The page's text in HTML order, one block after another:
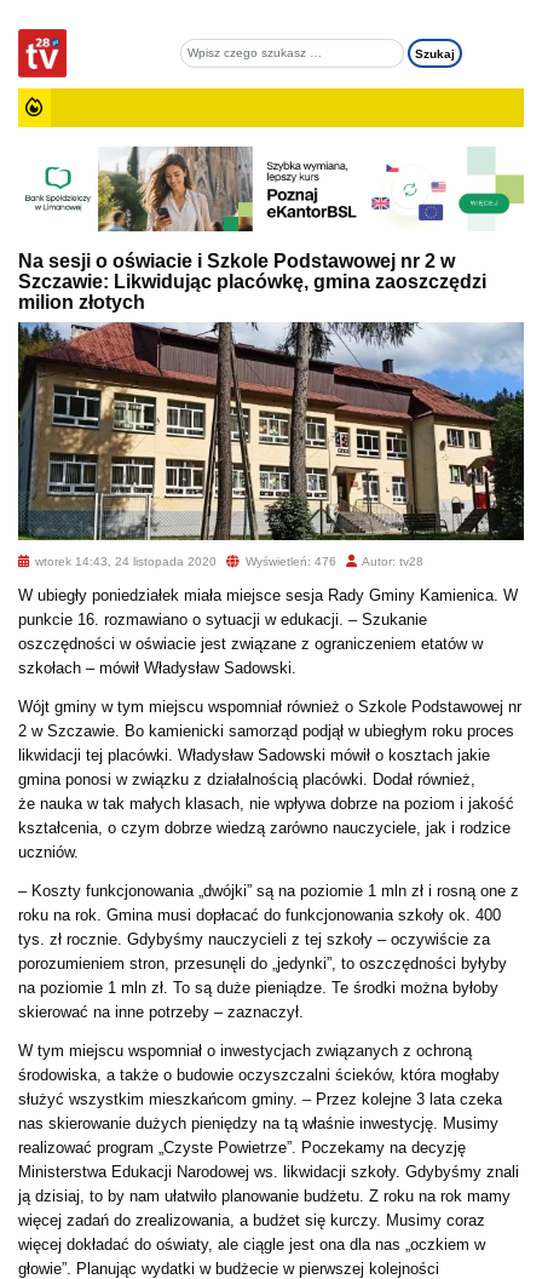
Na sesji o oświacie i Szkole Podstawowej nr 2 w
Szczawie: Likwidując placówkę, gmina zaoszczędzi
milion złotych
wtorek 14:43, 24 listopada 2020 Wyświetleń: 476 Autor: tv28
W ubiegły poniedziałek miała miejsce sesja Rady Gminy Kamienica. W
punkcie 16. rozmawiano o sytuacji w edukacji. – Szukanie
oszczędności w oświacie jest związane z ograniczeniem etatów w
szkołach – mówił Władysław Sadowski.
Wójt gminy w tym miejscu wspomniał również o Szkole Podstawowej nr
2 w Szczawie. Bo kamienicki samorząd podjął w ubiegłym roku proces
likwidacji tej placówki. Władysław Sadowski mówił o kosztach jakie
gmina ponosi w związku z działalnością placówki. Dodał również,
że nauka w tak małych klasach, nie wpływa dobrze na poziom i jakość
kształcenia, o czym dobrze wiedzą zarówno nauczyciele, jak i rodzice
uczniów.
– Koszty funkcjonowania „dwójki” są na poziomie 1 mln zł i rosną one z
roku na rok. Gmina musi dopłacać do funkcjonowania szkoły ok. 400
tys. zł rocznie. Gdybyśmy nauczycieli z tej szkoły – oczywiście za
porozumieniem stron, przesunęli do „jedynki”, to oszczędności byłyby
na poziomie 1 mln zł. To są duże pieniądze. Te środki można byłoby
skierować na inne potrzeby – zaznaczył.
W tym miejscu wspomniał o inwestycjach związanych z ochroną
środowiska, a także o budowie oczyszczalni ścieków, która mogłaby
służyć wszystkim mieszkańcom gminy. – Przez kolejne 3 lata czeka
nas skierowanie dużych pieniędzy na tą właśnie inwestycję. Musimy
realizować program „Czyste Powietrze”. Poczekamy na decyzję
Ministerstwa Edukacji Narodowej ws. likwidacji szkoły. Gdybyśmy znali
ją dzisiaj, to by nam ułatwiło planowanie budżetu. Z roku na rok mamy
więcej zadań do zrealizowania, a budżet się kurczy. Musimy coraz
więcej dokładać do oświaty, ale ciągle jest ona dla nas „oczkiem w
głowie”. Planując wydatki w budżecie w pierwszej kolejności